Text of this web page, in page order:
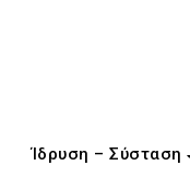
Ίδρυση – Σύσταση